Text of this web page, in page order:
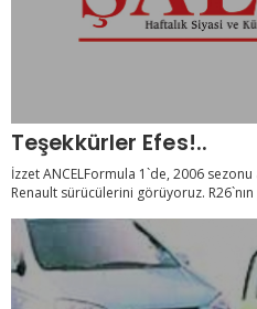
Teşekkürler Efes!..
İzzet ANCELFormula 1`de, 2006 sezonu
Renault sürücülerini görüyoruz.